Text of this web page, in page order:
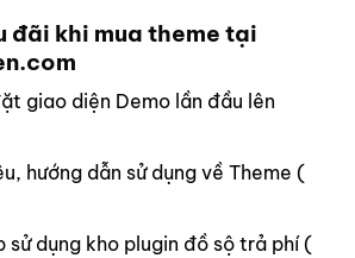
đãi khi mua theme tại
giao diện Demo lần đầu lên
hướng dẫn sử dụng về Theme (
dụng kho plugin đồ sộ trả phí (